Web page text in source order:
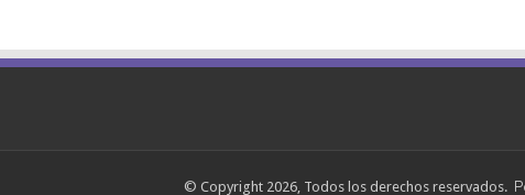
© Copyright 2026, Todos los derechos reservados.